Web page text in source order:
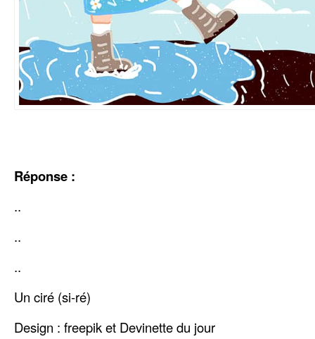
Réponse :
..
..
..
Un ciré (si-ré)
Design : freepik et Devinette du jour